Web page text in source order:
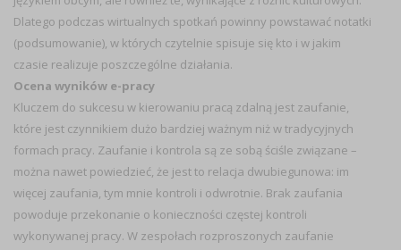
Dlatego podczas wirtualnych spotkań powinny powstawać notatki
(podsumowanie), w których czytelnie spisuje się kto i w jakim
czasie realizuje poszczególne działania.
Ocena wyników e-pracy
Kluczem do sukcesu w kierowaniu pracą zdalną jest zaufanie,
które jest czynnikiem dużo bardziej ważnym niż w tradycyjnych
formach pracy. Zaufanie i kontrola są ze sobą ściśle związane –
można nawet powiedzieć, że jest to relacja dwubiegunowa: im
więcej zaufania, tym mnie kontroli i odwrotnie. Brak zaufania
powoduje przekonanie o konieczności częstej kontroli
wykonywanej pracy. W zespołach rozproszonych zaufanie